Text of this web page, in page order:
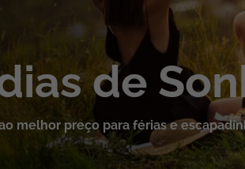
de
melhor preço para férias e